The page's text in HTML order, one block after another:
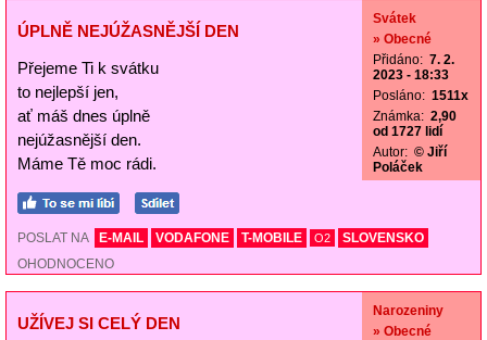
ÚPLNĚ NEJÚŽASNĚJŠÍ DEN
Přejeme Ti k svátku
to nejlepší jen,
ať máš dnes úplně
nejúžasnější den.
Máme Tě moc rádi.
Svátek
» Obecné
Přidáno: 7. 2.
2023 - 18:33
Posláno: 1511x
Známka: 2,90
od 1727 lidí
Autor: © Jiří
Poláček
POSLAT NA E-MAIL VODAFONE T-MOBILE O2
SLOVENSKO
OHODNOCENO
UŽÍVEJ SI CELÝ DEN
Narozeniny
» Obecné